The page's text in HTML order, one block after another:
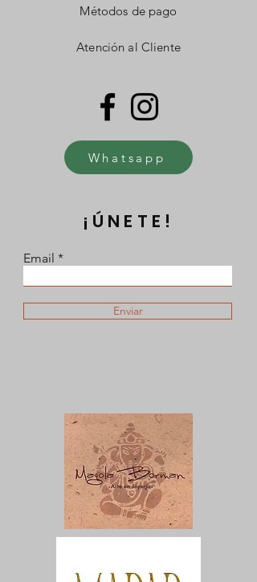
Métodos de pago
Atención al Cliente
Whatsapp
¡ÚNETE!
Email
Enviar